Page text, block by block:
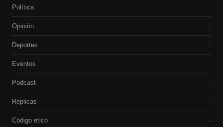
Política ›
Opinión ›
Deportes ›
Eventos ›
Podcast ›
Réplicas ›
Código etico ›